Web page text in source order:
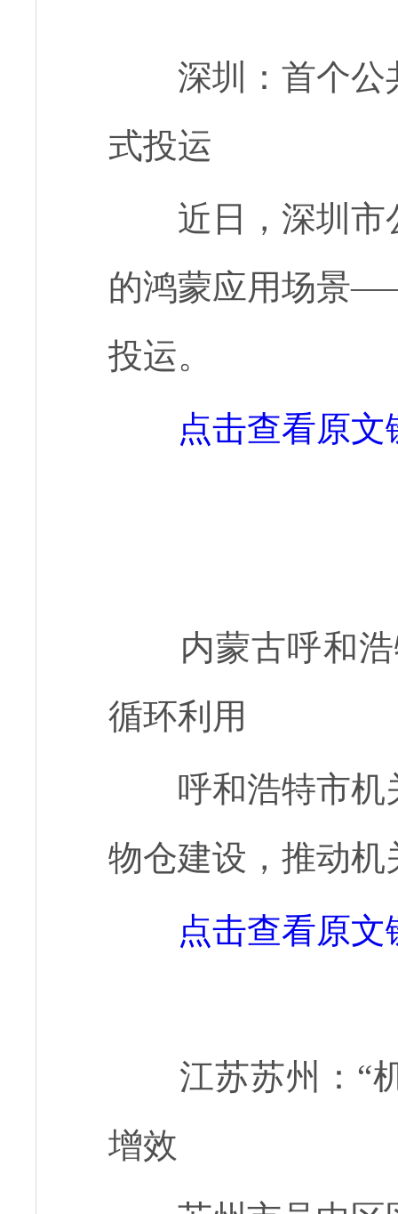
深圳：首个公
式投运
近日，深圳市
的鸿蒙应用场景
投运。
点击查看原文
内蒙古呼和
循环利用
呼和浩特市机
物仓建设，推动
点击查看原文
江苏苏州：“
增效